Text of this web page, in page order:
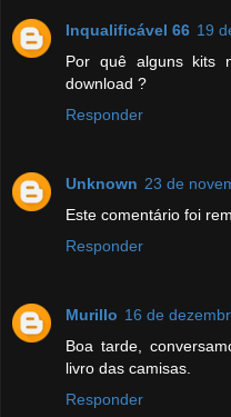
Inqualificável 66 19
Por quê alguns kits
download ?
Responder
Unknown 23 de
Este comentário foi
Responder
Murillo 16 de
Boa tarde,
livro das camisas.
Responder